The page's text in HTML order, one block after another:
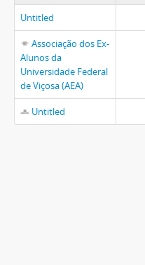
Untitled
Associação dos Ex-
Alunos da
Universidade Federal
de Viçosa (AEA)
Untitled